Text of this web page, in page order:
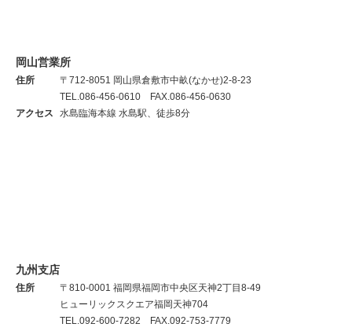
岡山営業所
住所
〒712-8051 岡山県倉敷市中畝(なかせ)2-8-23
TEL.086-456-0610 FAX.086-456-0630
アクセス
水島臨海本線 水島駅、徒歩8分
九州支店
住所
〒810-0001 福岡県福岡市中央区天神2丁目8-49
ヒューリックスクエア福岡天神704
TEL.092-600-7282 FAX.092-753-7779